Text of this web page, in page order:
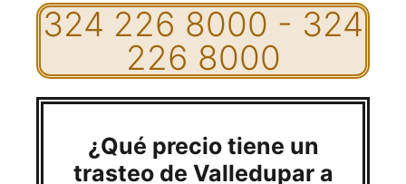
324 226 8000 - 324
226 8000
¿Qué precio tiene un
trasteo de Valledupar a